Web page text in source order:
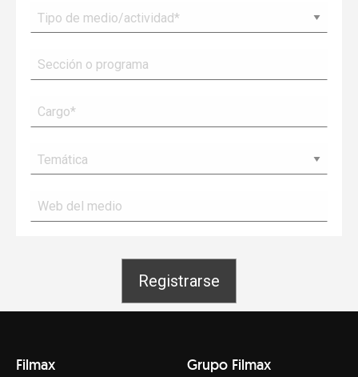
Filmax Grupo Filmax